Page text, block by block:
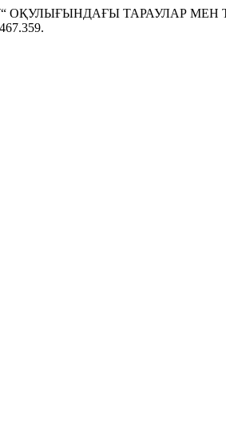
АШУ“ ОҚУЛЫҒЫНДАҒЫ